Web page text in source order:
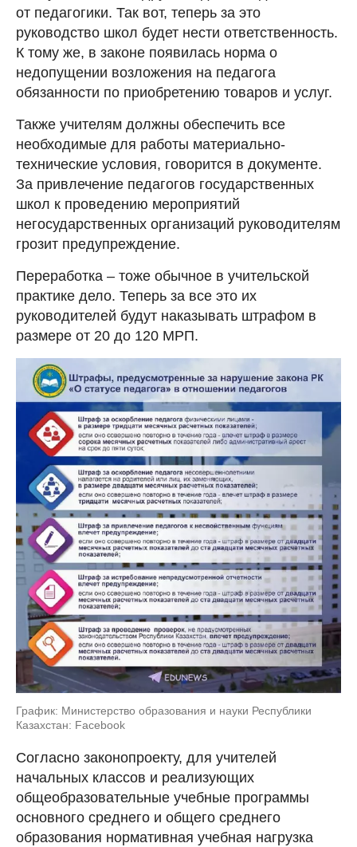
от педагогики. Так вот, теперь за это
руководство школ будет нести ответственность.
К тому же, в законе появилась норма о
недопущении возложения на педагога
обязанности по приобретению товаров и услуг.
Также учителям должны обеспечить все
необходимые для работы материально-
технические условия, говорится в документе.
За привлечение педагогов государственных
школ к проведению мероприятий
негосударственных организаций руководителям
грозит предупреждение.
Переработка – тоже обычное в учительской
практике дело. Теперь за все это их
руководителей будут наказывать штрафом в
размере от 20 до 120 МРП.
График: Министерство образования и науки Республики
Казахстан: Facebook
Согласно законопроекту, для учителей
начальных классов и реализующих
общеобразовательные учебные программы
основного среднего и общего среднего
образования нормативная учебная нагрузка